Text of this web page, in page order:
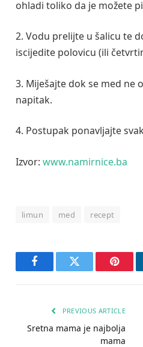
ohladi toliko da je možete
2. Vodu prelijte u šalicu te
iscijedite polovicu (ili
3. Miješajte dok se med ne
napitak.
4. Postupak ponavljajte
Izvor: www.namirnice.ba
limun med recept
FacebookTwitter
PREVIOUS ARTICLE
Sretna mama je najbolja
mama